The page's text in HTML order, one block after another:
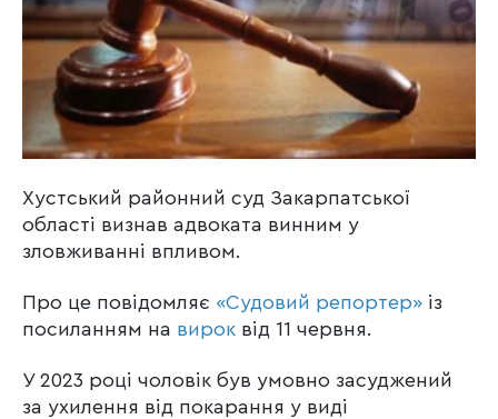
Хустський районний суд Закарпатської
області визнав адвоката винним у
зловживанні впливом.
Про це повідомляє «Судовий репортер» із
посиланням на вирок від 11 червня.
У 2023 році чоловік був умовно засуджений
за ухилення від покарання у виді